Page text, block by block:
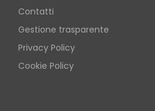
Contatti
Gestione trasparente
Privacy Policy
Cookie Policy